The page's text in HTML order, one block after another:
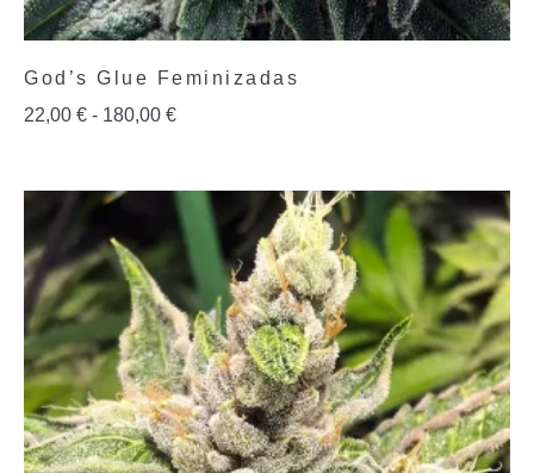
God’s Glue Feminizadas
22,00 € - 180,00 €